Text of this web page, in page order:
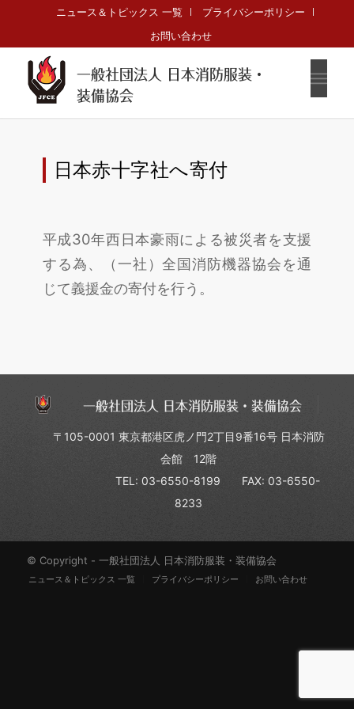
ニュース＆トピックス 一覧
プライバシーポリシー
お問い合わせ
一般社団法人 日本消防服装・
装備協会
日本赤十字社へ寄付
平成30年西日本豪雨による被災者を支援
する為、（一社）全国消防機器協会を通
じて義援金の寄付を行う。
一般社団法人 日本消防服装・装備協会
〒105-0001 東京都港区虎ノ門2丁目9番16号 日本消防
会館 12階
TEL: 03-6550-8199
FAX: 03-6550-
8233
© Copyright - 一般社団法人 日本消防服装・装備協会
ニュース＆トピックス 一覧 プライバシーポリシー お問い合わせ